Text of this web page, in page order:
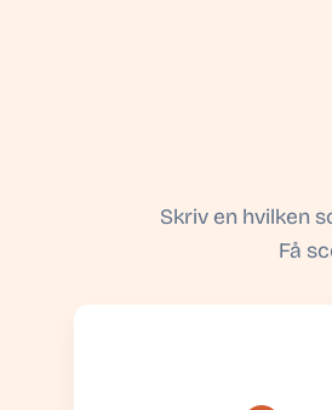
Skriv en hvilken
Få